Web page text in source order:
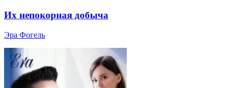
Их непокорная добыча
Эра Фогель